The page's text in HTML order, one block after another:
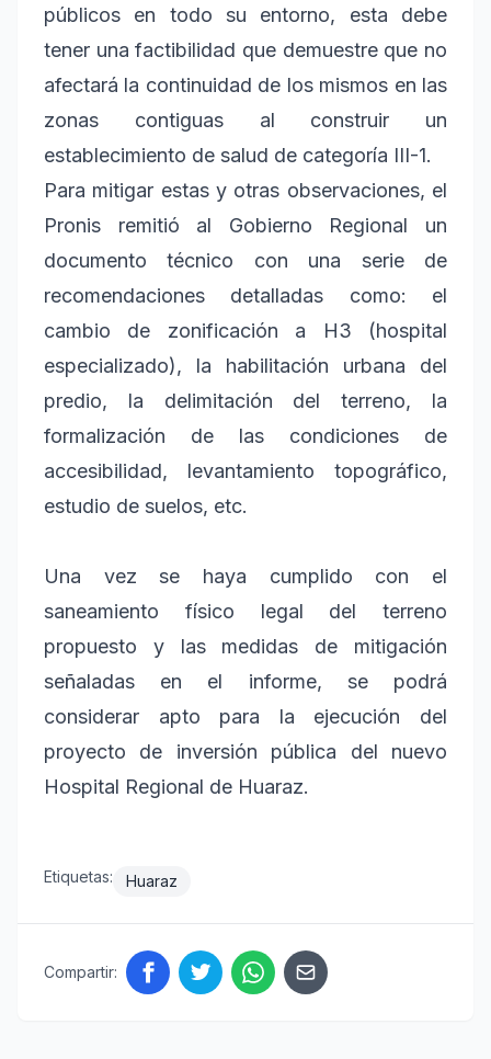
públicos en todo su entorno, esta debe
tener una factibilidad que demuestre que no
afectará la continuidad de los mismos en las
zonas contiguas al construir un
establecimiento de salud de categoría III-1.
Para mitigar estas y otras observaciones, el
Pronis remitió al Gobierno Regional un
documento técnico con una serie de
recomendaciones detalladas como: el
cambio de zonificación a H3 (hospital
especializado), la habilitación urbana del
predio, la delimitación del terreno, la
formalización de las condiciones de
accesibilidad, levantamiento topográfico,
estudio de suelos, etc.
Una vez se haya cumplido con el
saneamiento físico legal del terreno
propuesto y las medidas de mitigación
señaladas en el informe, se podrá
considerar apto para la ejecución del
proyecto de inversión pública del nuevo
Hospital Regional de Huaraz.
Etiquetas: Huaraz
Compartir: